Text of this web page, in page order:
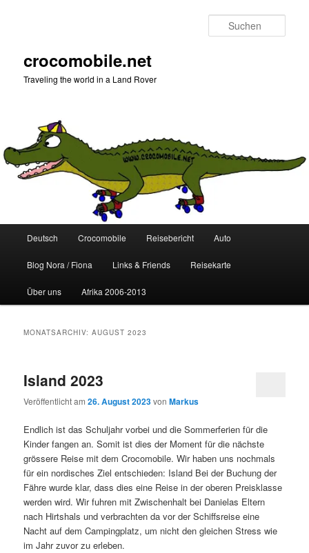
crocomobile.net
Traveling the world in a Land Rover
Deutsch Crocomobile Reisebericht Auto
Blog Nora / Fiona Links & Friends Reisekarte
Über uns Afrika 2006-2013
MONATSARCHIV:AUGUST 2023
Island 2023
Veröffentlicht am26. August 2023vonMarkus
Endlich ist das Schuljahr vorbei und die Sommerferien für die
Kinder fangen an. Somit ist dies der Moment für die nächste
grössere Reise mit dem Crocomobile. Wir haben uns nochmals
für ein nordisches Ziel entschieden: Island Bei der Buchung der
Fähre wurde klar, dass dies eine Reise in der oberen Preisklasse
werden wird.Wir fuhren mit Zwischenhalt bei Danielas Eltern
nach Hirtshals und verbrachten da vor der Schiffsreise eine
Nacht auf dem Campingplatz, um nicht den gleichen Stress wie
im Jahr zuvor zu erleben.